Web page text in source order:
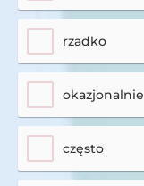
rzadko
okazjonalnie
często